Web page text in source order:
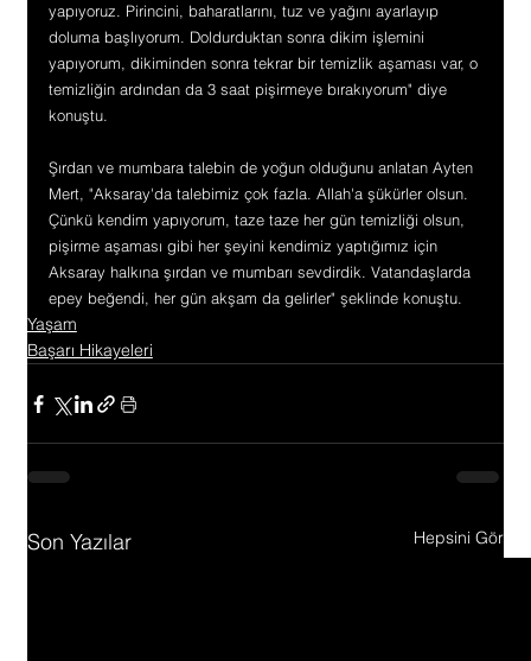
yapıyoruz. Pirincini, baharatlarını, tuz ve yağını ayarlayıp
doluma başlıyorum. Doldurduktan sonra dikim işlemini
yapıyorum, dikiminden sonra tekrar bir temizlik aşaması var, o
temizliğin ardından da 3 saat pişirmeye bırakıyorum" diye
konuştu.
Şırdan ve mumbara talebin de yoğun olduğunu anlatan Ayten
Mert, "Aksaray'da talebimiz çok fazla. Allah'a şükürler olsun.
Çünkü kendim yapıyorum, taze taze her gün temizliği olsun,
pişirme aşaması gibi her şeyini kendimiz yaptığımız için
Aksaray halkına şırdan ve mumbarı sevdirdik. Vatandaşlarda
epey beğendi, her gün akşam da gelirler" şeklinde konuştu.
Yaşam
Başarı Hikayeleri
Son Yazılar Hepsini Gör